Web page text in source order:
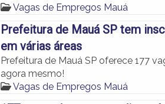
Vagas de Empregos Mauá
Prefeitura de Mauá SP tem
em várias áreas
Prefeitura de Mauá SP oferece 177
agora mesmo!
Vagas de Empregos Mauá